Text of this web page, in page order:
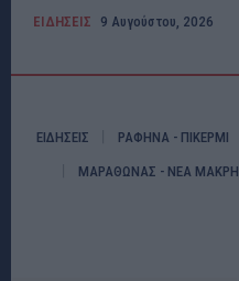
ΕΙΔΗΣΕΙΣ 9 Αυγούστου, 2026
ΕΙΔΗΣΕΙΣ ΡΑΦΗΝΑ - ΠΙΚΕΡΜΙ
ΜΑΡΑΘΩΝΑΣ - ΝΕΑ ΜΑΚΡΗ